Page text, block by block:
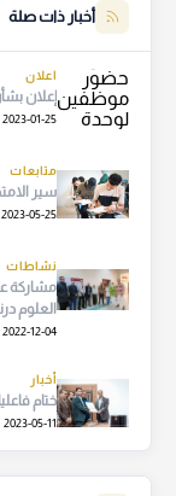
أخبار ذات صلة
اعلان
إعلان
2023-01-25
متابعات
سير
2023-05-25
نشاطات
مشاركة
العلوم
2022-12-04
أخبار
ختام
2023-05-11